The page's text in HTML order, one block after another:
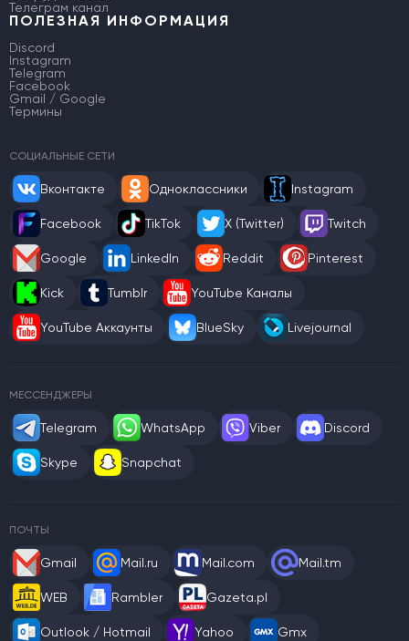
Телеграм канал
ПОЛЕЗНАЯ ИНФОРМАЦИЯ
Discord
Instagram
Telegram
Facebook
Gmail / Google
Термины
СОЦИАЛЬНЫЕ СЕТИ
Вконтакте Одноклассники Instagram
Facebook TikTok X (Twitter) Twitch
Google LinkedIn Reddit Pinterest
Kick Tumblr YouTube Каналы
YouTube Аккаунты BlueSky Livejournal
МЕССЕНДЖЕРЫ
Telegram WhatsApp Viber Discord
Skype Snapchat
ПОЧТЫ
Gmail Mail.ru Mail.com Mail.tm
WEB Rambler Gazeta.pl
Outlook / Hotmail Yahoo Gmx